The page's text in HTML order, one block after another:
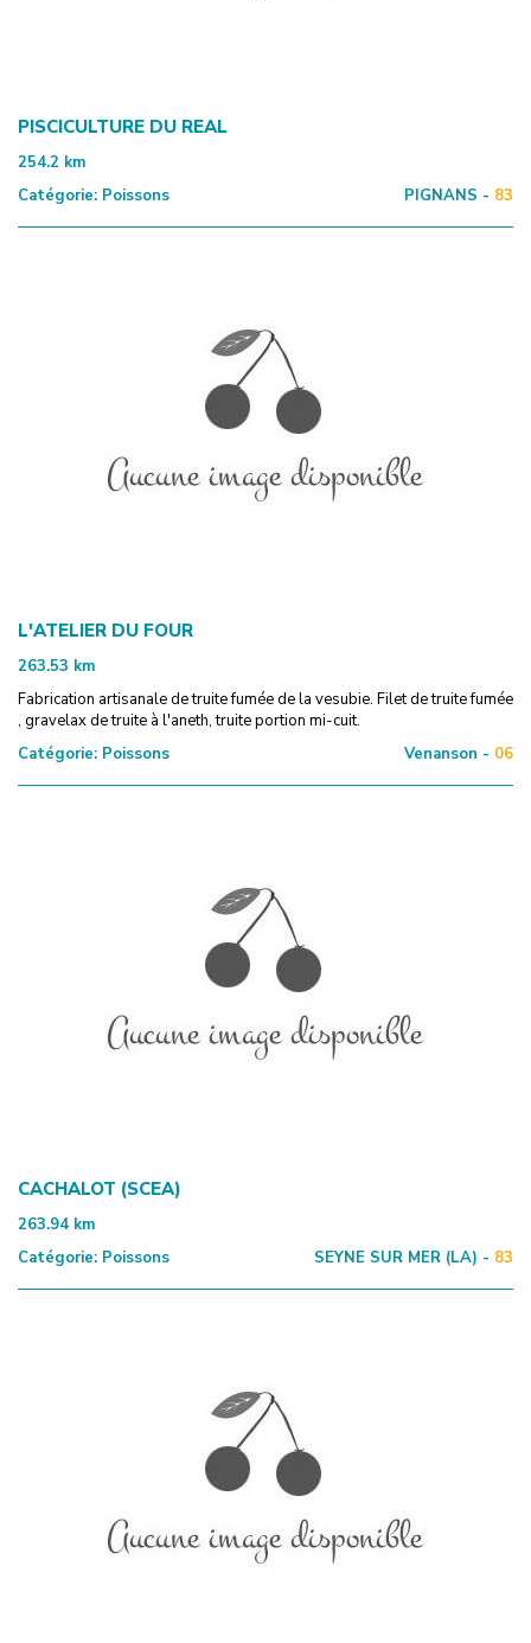
PISCICULTURE DU REAL
254.2 km
Catégorie: Poissons PIGNANS - 83
L'ATELIER DU FOUR
263.53 km
Fabrication artisanale de truite fumée de la vesubie. Filet de truite fumée
, gravelax de truite à l'aneth, truite portion mi-cuit.
Catégorie: Poissons Venanson - 06
CACHALOT (SCEA)
263.94 km
Catégorie: Poissons SEYNE SUR MER (LA) - 83